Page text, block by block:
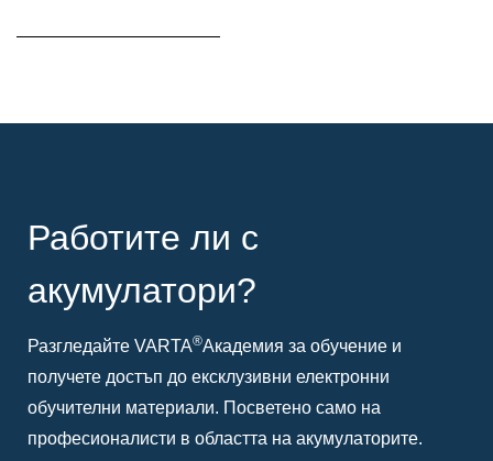
Работите ли с
акумулатори?
Разгледайте VARTA®Академия за обучение и
получете достъп до ексклузивни електронни
обучителни материали. Посветено само на
професионалисти в областта на акумулаторите.